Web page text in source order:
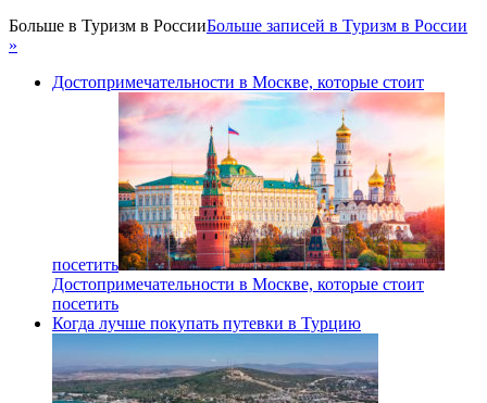
Больше в Туризм в РоссииБольше записей в Туризм в России
»
Достопримечательности в Москве, которые стоит
посетить
Достопримечательности в Москве, которые стоит
посетить
Когда лучше покупать путевки в Турцию